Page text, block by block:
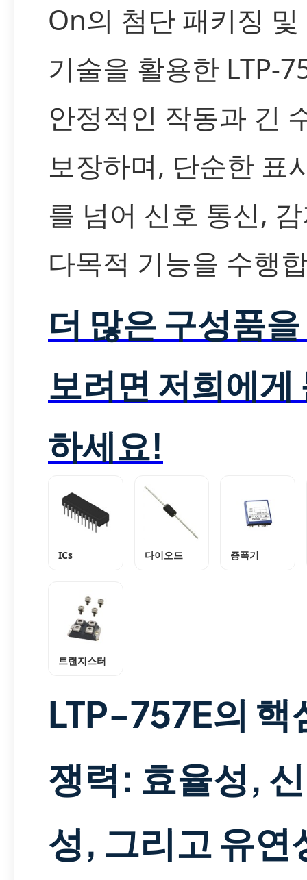
On의 첨단 패키징 및
기술을 활용한 LTP-
안정적인 작동과 긴
보장하며, 단순한 표
를 넘어 신호 통신,
다목적 기능을 수행
더 많은 구성품
보려면 저희에게
하세요!
ICs 다이오드 증폭기
트랜지스터
LTP-757E의 핵
쟁력: 효율성,
성, 그리고 유연